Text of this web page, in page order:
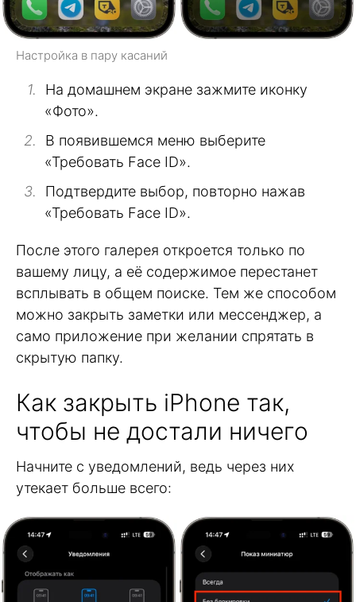
Настройка в пару касаний
На домашнем экране зажмите иконку
«Фото».
В появившемся меню выберите
«Требовать Face ID».
Подтвердите выбор, повторно нажав
«Требовать Face ID».
После этого галерея откроется только по
вашему лицу, а её содержимое перестанет
всплывать в общем поиске. Тем же способом
можно закрыть заметки или мессенджер, а
само приложение при желании спрятать в
скрытую папку.
Как закрыть iPhone так,
чтобы не достали ничего
Начните с уведомлений, ведь через них
утекает больше всего: